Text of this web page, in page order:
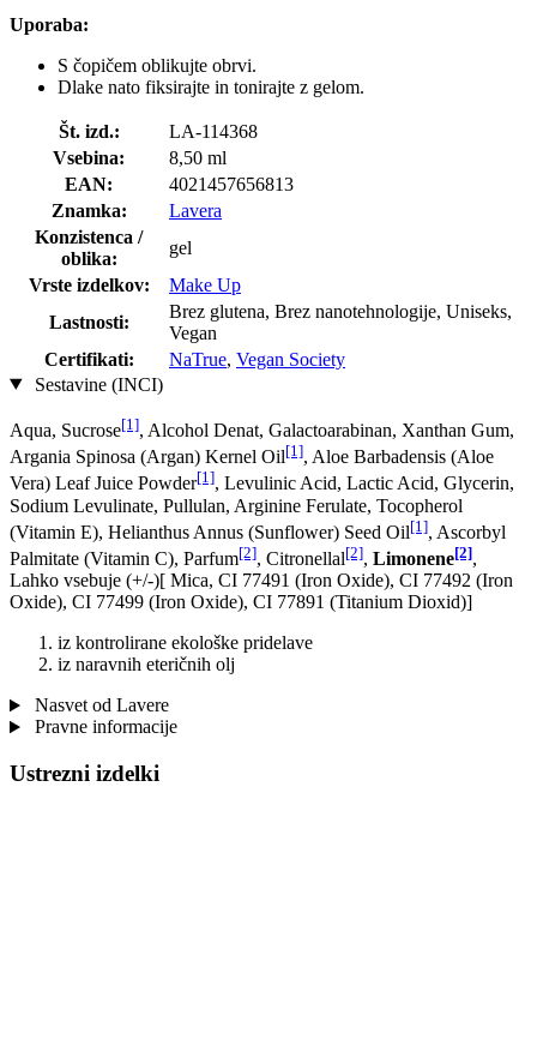
Uporaba:
S čopičem oblikujte obrvi.
Dlake nato fiksirajte in tonirajte z gelom.
Št. izd.:
LA-114368
Vsebina:
8,50 ml
EAN:
4021457656813
Znamka:
Lavera
Konzistenca /
oblika:
gel
Vrste izdelkov:
Make Up
Lastnosti:
Brez glutena, Brez nanotehnologije, Uniseks,
Vegan
Certifikati:
NaTrue, Vegan Society
Sestavine (INCI)
Aqua, Sucrose[1], Alcohol Denat, Galactoarabinan, Xanthan Gum,
Argania Spinosa (Argan) Kernel Oil[1], Aloe Barbadensis (Aloe
Vera) Leaf Juice Powder[1], Levulinic Acid, Lactic Acid, Glycerin,
Sodium Levulinate, Pullulan, Arginine Ferulate, Tocopherol
(Vitamin E), Helianthus Annus (Sunflower) Seed Oil[1], Ascorbyl
Palmitate (Vitamin C), Parfum[2], Citronellal[2], Limonene[2],
Lahko vsebuje (+/-)[ Mica, CI 77491 (Iron Oxide), CI 77492 (Iron
Oxide), CI 77499 (Iron Oxide), CI 77891 (Titanium Dioxid)]
iz kontrolirane ekološke pridelave
iz naravnih eteričnih olj
Nasvet od Lavere
Pravne informacije
Ustrezni izdelki